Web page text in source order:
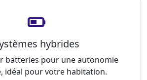
hybrides
batteries pour une autonomie
idéal pour votre habitation.